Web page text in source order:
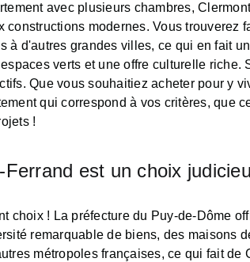
avec plusieurs chambres,
modernes. Vous trouverez
d'autres grandes villes, ce qui en fait
verts et une offre culturelle riche.
Que vous souhaitiez acheter pour y
qui correspond à vos critères, que
!
est un choix
! La préfecture du Puy-de-Dôme
remarquable de biens, des maisons
métropoles françaises, ce qui fait